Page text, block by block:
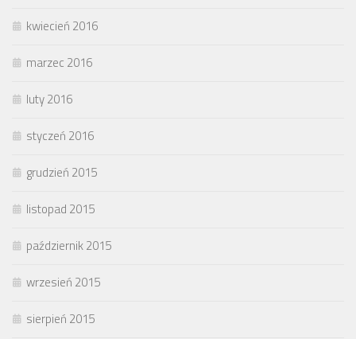
kwiecień 2016
marzec 2016
luty 2016
styczeń 2016
grudzień 2015
listopad 2015
październik 2015
wrzesień 2015
sierpień 2015